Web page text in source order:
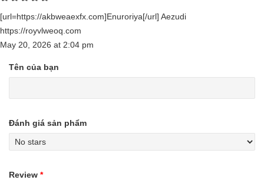
[url=https://akbweaexfx.com]Enuroriya[/url] Aezudi
https://royvlweoq.com
May 20, 2026 at 2:04 pm
Tên của bạn
Đánh giá sản phẩm
Review *